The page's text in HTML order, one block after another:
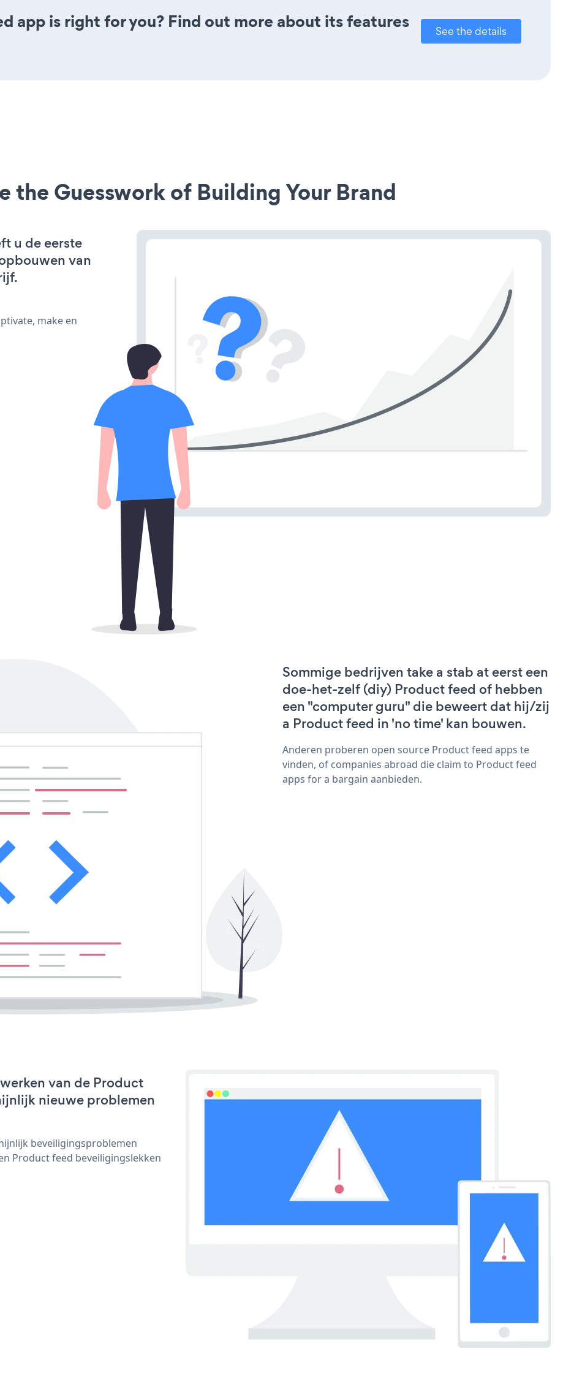
app is right for you? Find out more about its features
See the details
the Guesswork of Building Your Brand
u de eerste
van
make en
Sommige bedrijven take a stab at eerst een
doe-het-zelf (diy) Product feed of hebben
een "computer guru" die beweert dat hij/zij
a Product feed in 'no time' kan bouwen.
Anderen proberen open source Product feed apps te
vinden, of companies abroad die claim to Product feed
apps for a bargain aanbieden.
van de Product
nieuwe problemen
beveiligingsproblemen
Product feed beveiligingslekken